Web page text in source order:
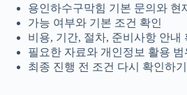
용인하수구막힘 기본 문의와 현
가능 여부와 기본 조건 확인
비용, 기간, 절차, 준비사항 안내
필요한 자료와 개인정보 활용 범
최종 진행 전 조건 다시 확인하기